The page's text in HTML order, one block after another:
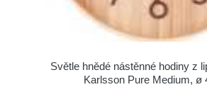
Světle hnědé nástěnné hodiny z
Karlsson Pure Medium, ø